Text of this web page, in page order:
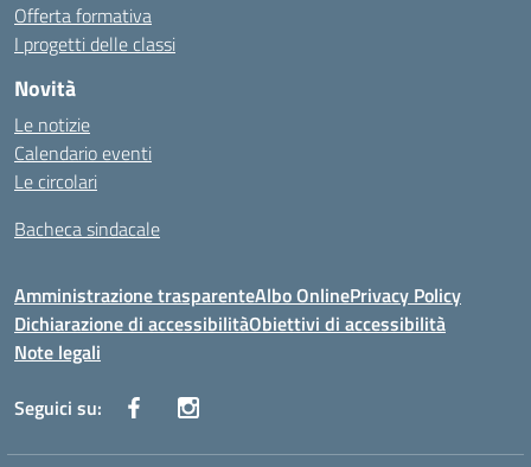
Offerta formativa
I progetti delle classi
Novità
Le notizie
Calendario eventi
Le circolari
Bacheca sindacale
Amministrazione trasparenteAlbo OnlinePrivacy Policy
Dichiarazione di accessibilitàObiettivi di accessibilità
Note legali
Seguici su: